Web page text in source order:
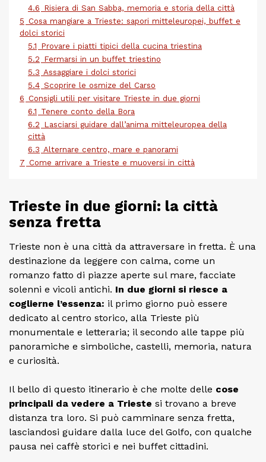
4.6 Risiera di San Sabba, memoria e storia della città
5 Cosa mangiare a Trieste: sapori mitteleuropei, buffet e
dolci storici
5.1 Provare i piatti tipici della cucina triestina
5.2 Fermarsi in un buffet triestino
5.3 Assaggiare i dolci storici
5.4 Scoprire le osmize del Carso
6 Consigli utili per visitare Trieste in due giorni
6.1 Tenere conto della Bora
6.2 Lasciarsi guidare dall’anima mitteleuropea della
città
6.3 Alternare centro, mare e panorami
7 Come arrivare a Trieste e muoversi in città
Trieste in due giorni: la città
senza fretta
Trieste non è una città da attraversare in fretta. È una
destinazione da leggere con calma, come un
romanzo fatto di piazze aperte sul mare, facciate
solenni e vicoli antichi. In due giorni si riesce a
coglierne l’essenza: il primo giorno può essere
dedicato al centro storico, alla Trieste più
monumentale e letteraria; il secondo alle tappe più
panoramiche e simboliche, castelli, memoria, natura
e curiosità.
Il bello di questo itinerario è che molte delle cose
principali da vedere a Trieste si trovano a breve
distanza tra loro. Si può camminare senza fretta,
lasciandosi guidare dalla luce del Golfo, con qualche
pausa nei caffè storici e nei buffet cittadini.